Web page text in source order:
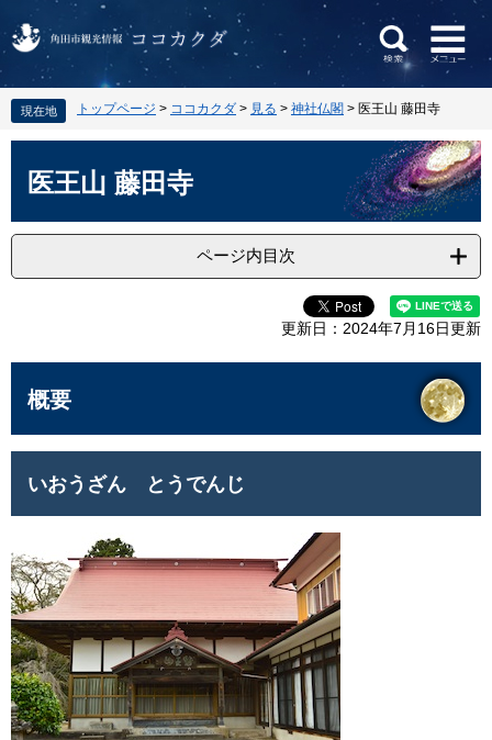
ペ
ー
ジ
で
。
メ
ニ
ュ
ば
て
現在地 トップページ > ココカクダ > 見る > 神社仏閣 > 医王山 藤田寺
医王山 藤田寺
ページ内目次
更新日：2024年7月16日更新
概要
いおうざん とうでんじ